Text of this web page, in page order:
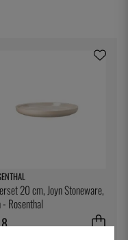
20 cm, Joyn Stoneware,
- Rosenthal